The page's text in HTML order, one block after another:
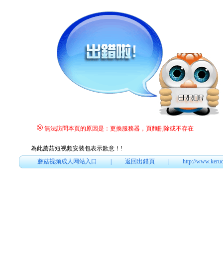
無法訪問本頁的原因是：更換服務器，頁麵刪除或不存在
為此蘑菇短视频安装包表示歉意！ !
蘑菇视频成人网站入口|返回出錯頁|http://